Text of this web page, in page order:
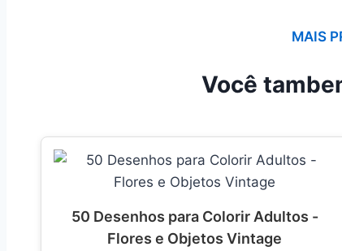
MAIS
Você
50 Desenhos para Colorir Adultos -
Flores e Objetos Vintage